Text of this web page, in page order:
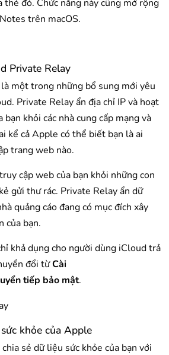
thẻ đó. Chức năng này cũng mở rộng
trên macOS.
Private Relay
một trong những bổ sung mới yêu
Private Relay ẩn địa chỉ IP và hoạt
khỏi các nhà cung cấp mạng và
kể cả Apple có thể biết bạn là ai
trang web nào.
cập web của bạn khỏi những con
gửi thư rác. Private Relay ẩn dữ
quảng cáo đang có mục đích xây
của bạn.
khả dụng cho người dùng iCloud trả
đổi từCài
tiếp bảo mật.
khỏe của Apple
sẻ dữ liệu sức khỏe của bạn với